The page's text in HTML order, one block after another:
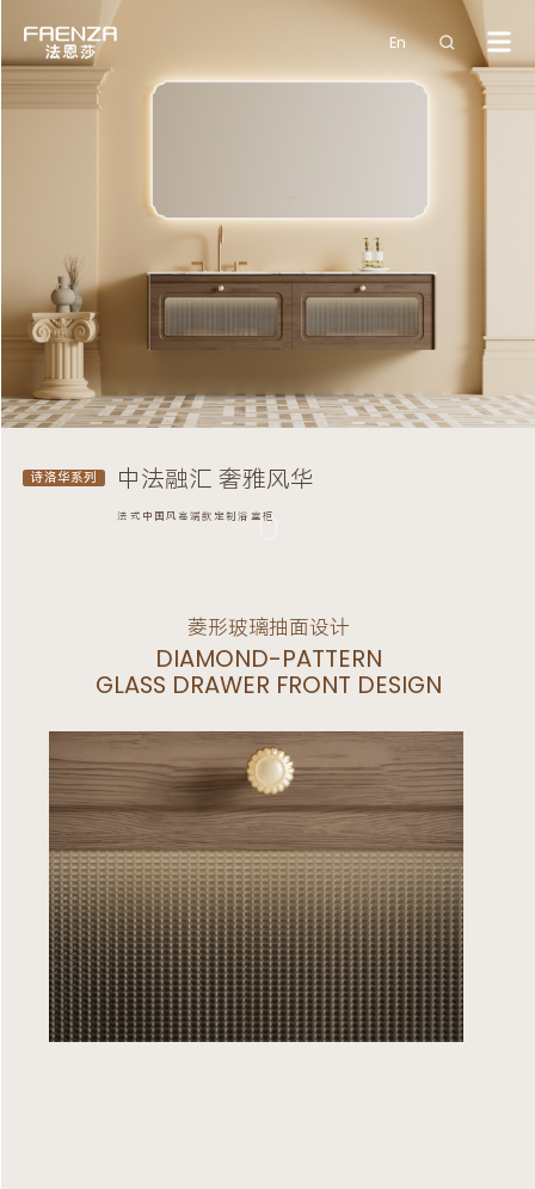
En
诗洛华系列 中法融汇 奢雅风华
法式中国风高端款定制浴室柜
菱形玻璃抽面设计
DIAMOND-PATTERN
GLASS DRAWER FRONT DESIGN